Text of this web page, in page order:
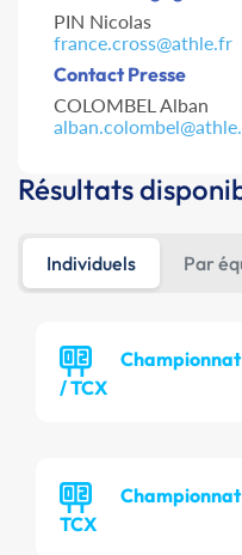
PIN Nicolas
france.cross@athle.fr
Contact Presse
COLOMBEL Alban
Résultats
Individuels Par
/ TCX
TCX